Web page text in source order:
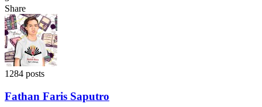
Share
1284 posts
Fathan Faris Saputro